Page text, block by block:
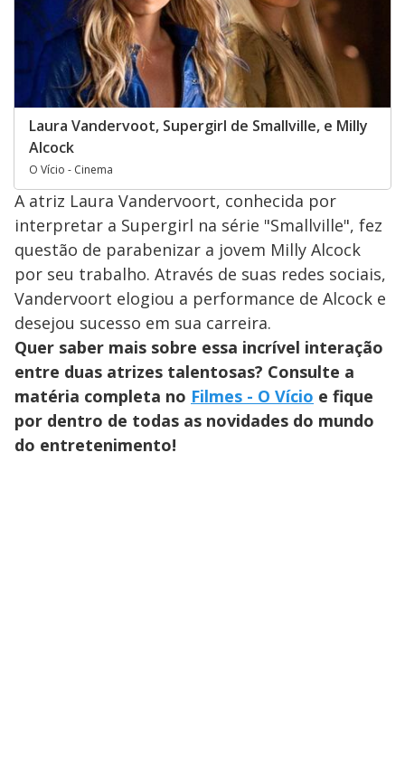
Laura Vandervoot, Supergirl de Smallville, e Milly
Alcock
O Vício - Cinema
A atriz Laura Vandervoort, conhecida por
interpretar a Supergirl na série "Smallville", fez
questão de parabenizar a jovem Milly Alcock
por seu trabalho. Através de suas redes sociais,
Vandervoort elogiou a performance de Alcock e
desejou sucesso em sua carreira.
Quer saber mais sobre essa incrível interação
entre duas atrizes talentosas? Consulte a
matéria completa no Filmes - O Vício e fique
por dentro de todas as novidades do mundo
do entretenimento!